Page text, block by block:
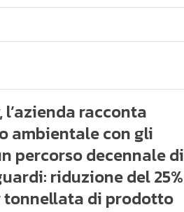
racconta
ambientale con gli
percorso decennale di
riduzione del 25%
tonnellata di prodotto